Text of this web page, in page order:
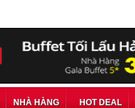
NHÀ HÀNG HOT DEAL